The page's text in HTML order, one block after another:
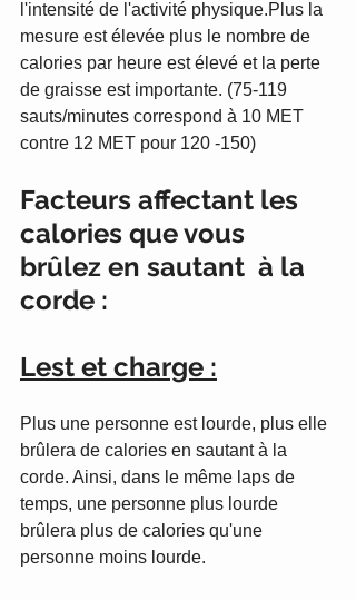
l'intensité de l'activité physique.Plus la
mesure est élevée plus le nombre de
calories par heure est élevé et la perte
de graisse est importante. (75-119
sauts/minutes correspond à 10 MET
contre 12 MET pour 120 -150)
Facteurs affectant les
calories que vous
brûlez en sautant  à la
corde :
Lest et charge :
Plus une personne est lourde, plus elle
brûlera de calories en sautant à la
corde. Ainsi, dans le même laps de
temps, une personne plus lourde
brûlera plus de calories qu'une
personne moins lourde.